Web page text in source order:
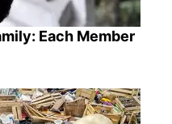
Each Member